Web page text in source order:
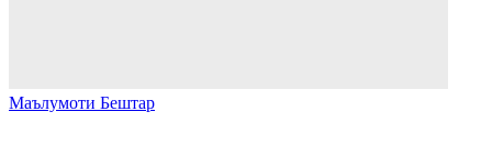
Маълумоти Бештар